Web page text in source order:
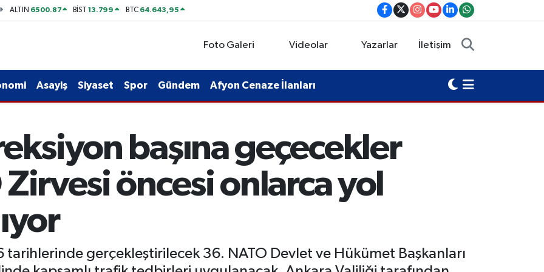
ALTIN 6500.87 BİST13.799 BTC 64.643,95
Foto Galeri Videolar Yazarlar İletişim
Asayiş Siyaset Spor Gündem Afyon Cenaze İlanları
başına geçecekler
öncesi onlarca yol
tarihlerinde gerçekleştirilecek 36. NATO Devlet ve Hükümet Başkanları